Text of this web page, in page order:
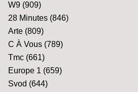
W9 (909)
28 Minutes (846)
Arte (809)
C À Vous (789)
Tmc (661)
Europe 1 (659)
Svod (644)